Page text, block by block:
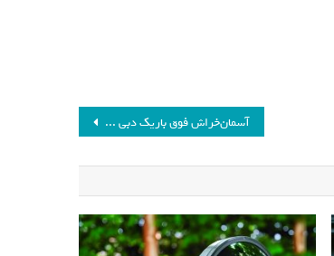
آسمان‌خراش فوق باریک دبی فقط به اندازه یک آپارتمان عرض خواهد داشت_فرنگی